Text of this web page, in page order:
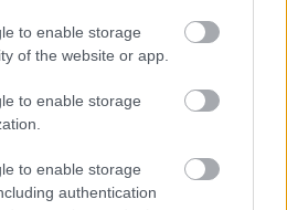
to enable storage
of the website or app.
to enable storage
to enable storage
authentication
végeznek – lezárás miatt
közlekedésre számítsunk az
Sziget!
közelről – heti médiaszemle a